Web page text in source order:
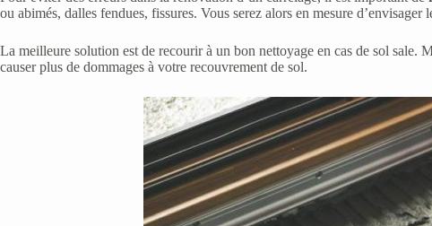
ou abimés, dalles fendues, fissures. Vous serez alors en mesure d’envisager
La meilleure solution est de recourir à un bon nettoyage en cas de sol sale.
causer plus de dommages à votre recouvrement de sol.